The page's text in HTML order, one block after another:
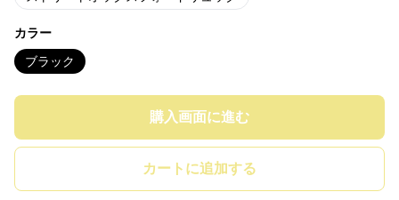
カラー
ブラック
購入画面に進む
カートに追加する